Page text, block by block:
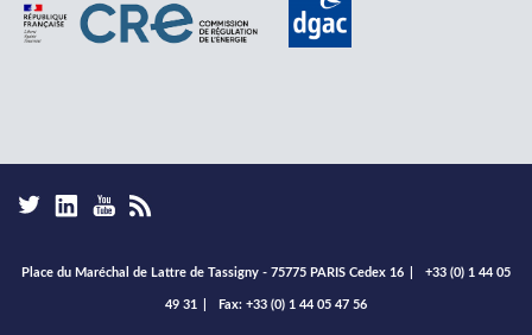
Place du Maréchal de Lattre de Tassigny - 75775 PARIS Cedex 16 +33 (0) 1 44 05
49 31 Fax: +33 (0) 1 44 05 47 56